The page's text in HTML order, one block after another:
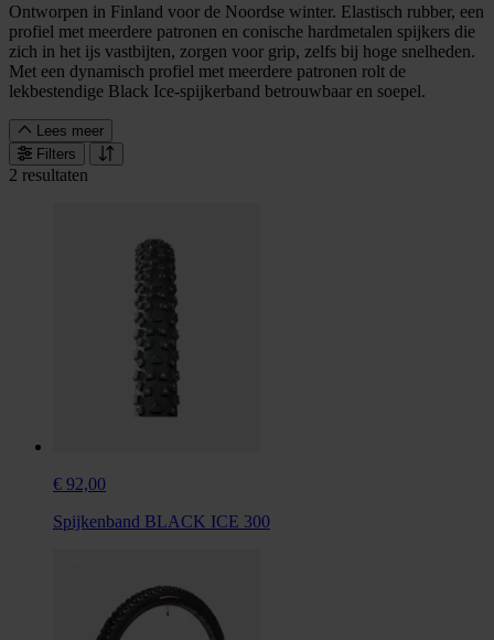
Ontworpen in Finland voor de Noordse winter. Elastisch rubber, een
profiel met meerdere patronen en conische hardmetalen spijkers die
zich in het ijs vastbijten, zorgen voor grip, zelfs bij hoge snelheden.
Met een dynamisch profiel met meerdere patronen rolt de
lekbestendige Black Ice-spijkerband betrouwbaar en soepel.
Lees meer
Filters
2 resultaten
€ 92,00
Spijkenband BLACK ICE 300